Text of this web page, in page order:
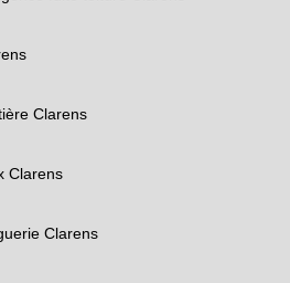
Clarens
Clarens
Clarens